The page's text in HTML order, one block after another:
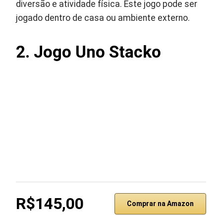
diversão e atividade física. Este jogo pode ser
jogado dentro de casa ou ambiente externo.
2. Jogo Uno Stacko
R$145,00 Comprar na Amazon